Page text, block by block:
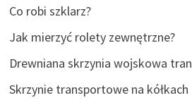
Co robi szklarz?
Jak mierzyć rolety zewnętrzne?
Drewniana skrzynia wojskowa
Skrzynie transportowe na kółkach